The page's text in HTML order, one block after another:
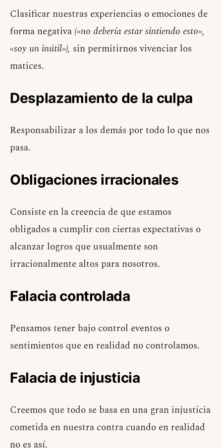
Clasificar nuestras experiencias o emociones de
forma negativa («no debería estar sintiendo esto»,
«soy un inútil»), sin permitirnos vivenciar los
matices.
Desplazamiento de la culpa
Responsabilizar a los demás por todo lo que nos
pasa.
Obligaciones irracionales
Consiste en la creencia de que estamos
obligados a cumplir con ciertas expectativas o
alcanzar logros que usualmente son
irracionalmente altos para nosotros.
Falacia controlada
Pensamos tener bajo control eventos o
sentimientos que en realidad no controlamos.
Falacia de injusticia
Creemos que todo se basa en una gran injusticia
cometida en nuestra contra cuando en realidad
no es así.